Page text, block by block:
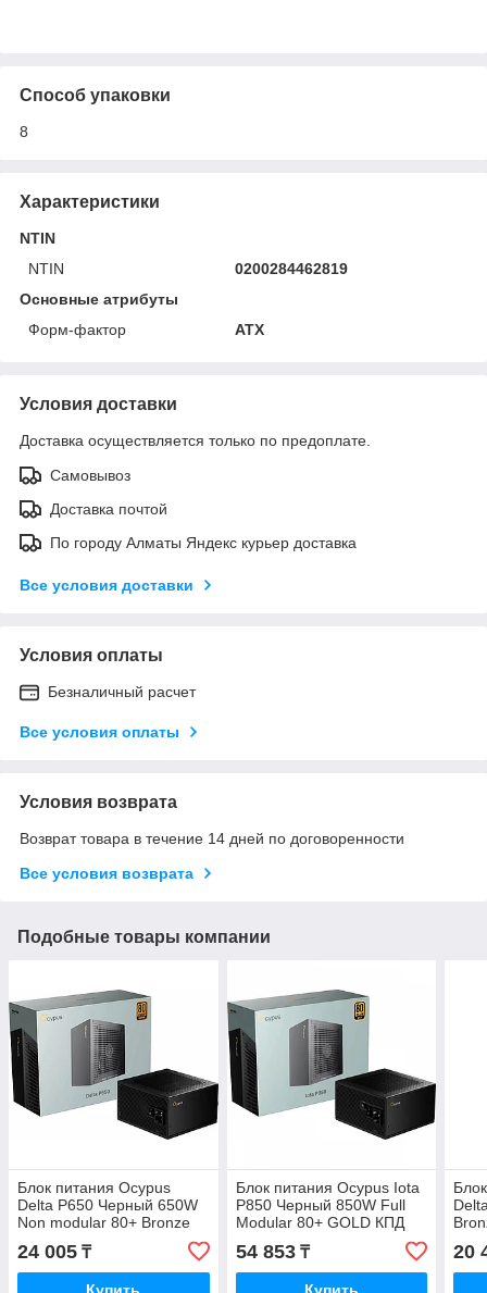
Способ упаковки
8
Характеристики
NTIN
NTIN
0200284462819
Основные атрибуты
Форм-фактор
ATX
Условия доставки
Доставка осуществляется только по предоплате.
Самовывоз
Доставка почтой
По городу Алматы Яндекс курьер доставка
Все условия доставки
Условия оплаты
Безналичный расчет
Все условия оплаты
Условия возврата
Возврат товара в течение 14 дней по договоренности
Все условия возврата
Подобные товары компании
Блок питания Ocypus
Delta P650 Черный 650W
Non modular 80+ Bronze
КПД 87% Delta-P650-
B1FDBK024X-E
24 005 ₸
Блок питания Ocypus Iota
P850 Черный 850W Full
Modular 80+ GOLD КПД
91% Iota-P850-
G1FFBK024X-EU
54 853₸ 20